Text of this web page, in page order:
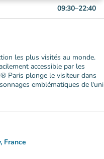
09:30–22:40
les plus visités au monde.
accessible par les
Paris plonge le visiteur dans
emblématiques de l'uni
France
Maps)